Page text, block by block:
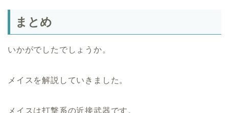
まとめ
いかがでしたでしょうか。
メイスを解説していきました。
メイスは打撃系の近接武器です。